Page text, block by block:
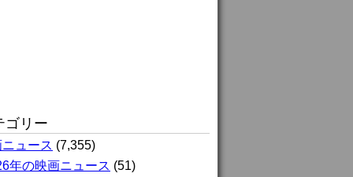
ゴリー
ュース (7,355)
年の映画ニュース (51)